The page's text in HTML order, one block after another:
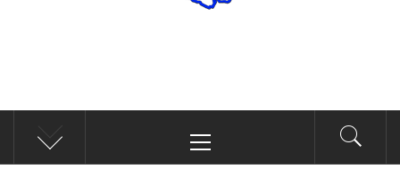
ÁNDALE NOTICIAS
Noticias
principal